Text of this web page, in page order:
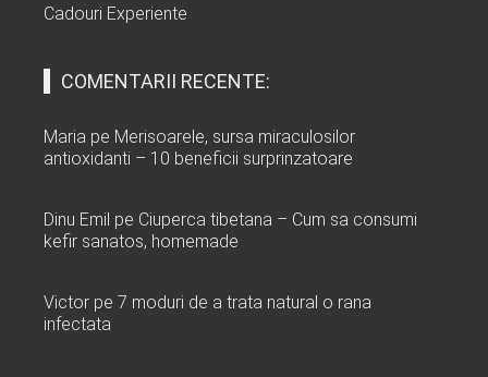
Cadouri Experiente
COMENTARII RECENTE:
Maria pe Merisoarele, sursa miraculosilor
antioxidanti – 10 beneficii surprinzatoare
Dinu Emil pe Ciuperca tibetana – Cum sa consumi
kefir sanatos, homemade
Victor pe 7 moduri de a trata natural o rana
infectata